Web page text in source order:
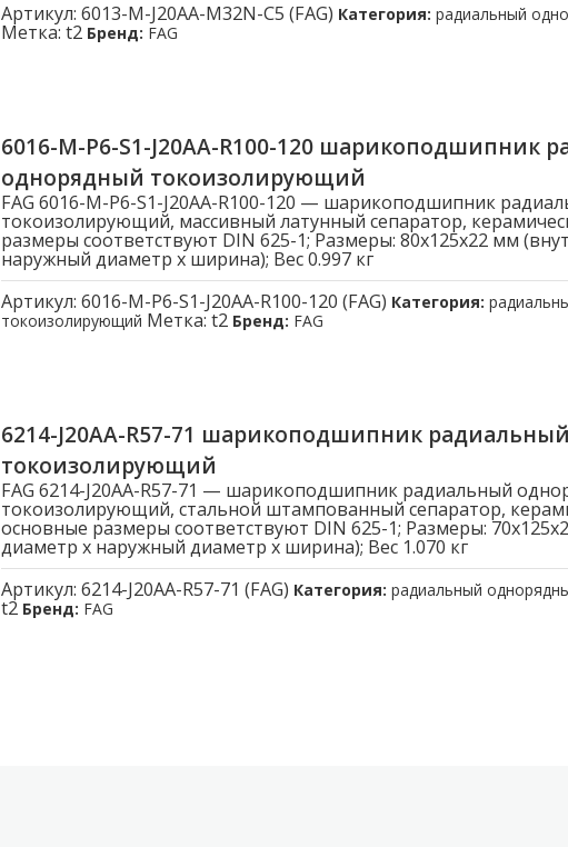
Артикул: 6013-M-J20AA-M32N-C5 (FAG) Категория: радиальный
Метка: t2 Бренд: FAG
6016-M-P6-S1-J20AA-R100-120 шарикоподшипник
однорядный токоизолирующий
FAG 6016-M-P6-S1-J20AA-R100-120 — шарикоподшипник
токоизолирующий, массивный латунный сепаратор,
размеры соответствуют DIN 625-1; Размеры: 80x125x22 мм
наружный диаметр x ширина); Вес 0.997 кг
Артикул: 6016-M-P6-S1-J20AA-R100-120 (FAG) Категория:
токоизолирующий Метка: t2 Бренд: FAG
6214-J20AA-R57-71 шарикоподшипник
токоизолирующий
FAG 6214-J20AA-R57-71 — шарикоподшипник радиальный
токоизолирующий, стальной штампованный сепаратор,
основные размеры соответствуют DIN 625-1; Размеры:
диаметр x наружный диаметр x ширина); Вес 1.070 кг
Артикул: 6214-J20AA-R57-71 (FAG) Категория: радиальный
t2 Бренд: FAG